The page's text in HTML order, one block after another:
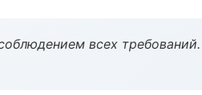
всех требований.